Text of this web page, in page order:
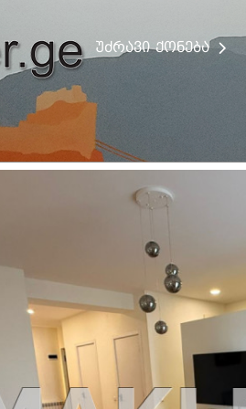
უძრავი ქონება